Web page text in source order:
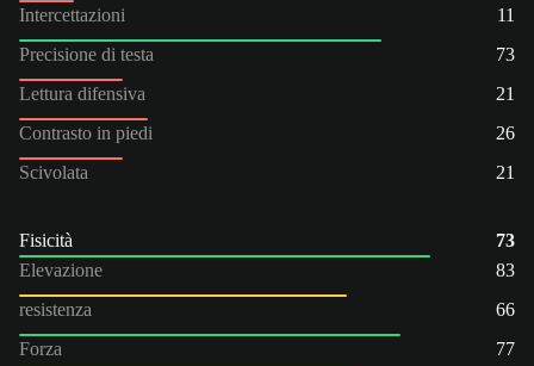
Intercettazioni
11
Precisione di testa
73
Lettura difensiva
21
Contrasto in piedi
26
Scivolata
21
Fisicità
73
Elevazione
83
resistenza
66
Forza
77